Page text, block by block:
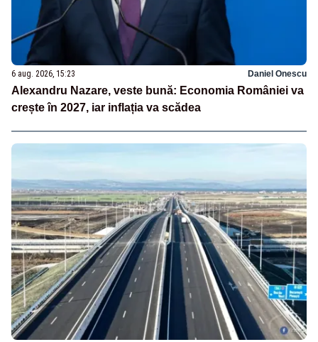
6 aug. 2026, 15:23 Daniel Onescu
Alexandru Nazare, veste bună: Economia României va
crește în 2027, iar inflația va scădea